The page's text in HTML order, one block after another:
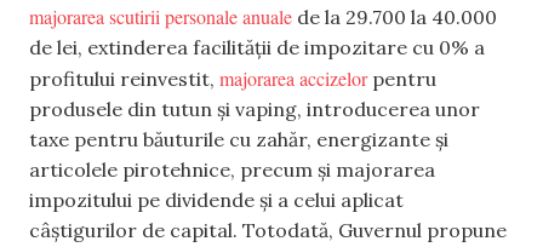
majorarea scutirii personale anuale de la 29.700 la 40.000
de lei, extinderea facilității de impozitare cu 0% a
profitului reinvestit, majorarea accizelorpentru
produsele din tutun și vaping, introducerea unor
taxe pentru băuturile cu zahăr, energizante și
articolele pirotehnice, precum și majorarea
impozitului pe dividende și a celui aplicat
câștigurilor de capital. Totodată, Guvernul propune